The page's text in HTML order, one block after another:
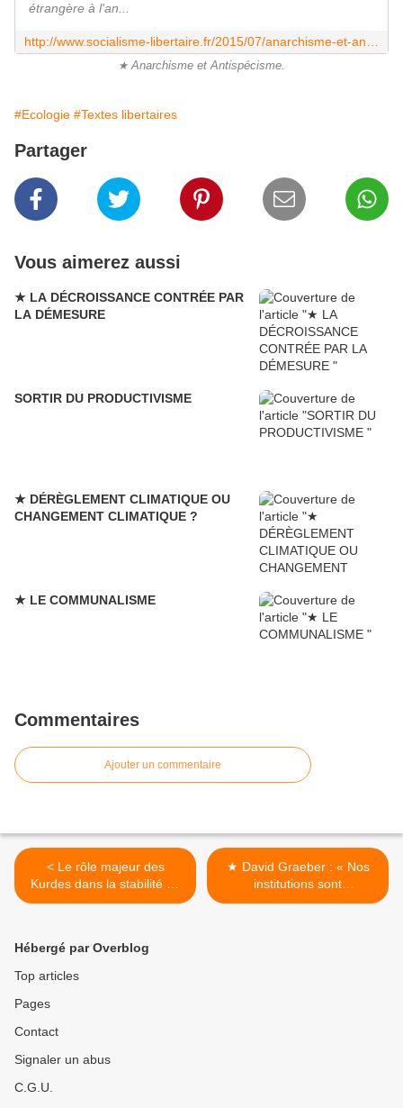
étrangère à l'an...
★ Anarchisme et Antispécisme.
#Ecologie #Textes libertaires
Partager
Vous aimerez aussi
★ LA DÉCROISSANCE CONTRÉE PAR
LA DÉMESURE
SORTIR DU PRODUCTIVISME
★ DÉRÈGLEMENT CLIMATIQUE OU
CHANGEMENT CLIMATIQUE ?
★ LE COMMUNALISME
Commentaires
Ajouter un commentaire
< Le rôle majeur des
Kurdes dans la stabilité au
Moyen-Orient
★ David Graeber : « Nos
institutions sont
antidémocratiques » >
Hébergé par Overblog
Top articles
Pages
Contact
Signaler un abus
C.G.U.